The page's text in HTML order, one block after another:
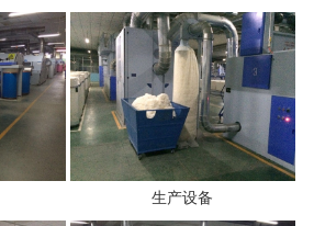
生产设备